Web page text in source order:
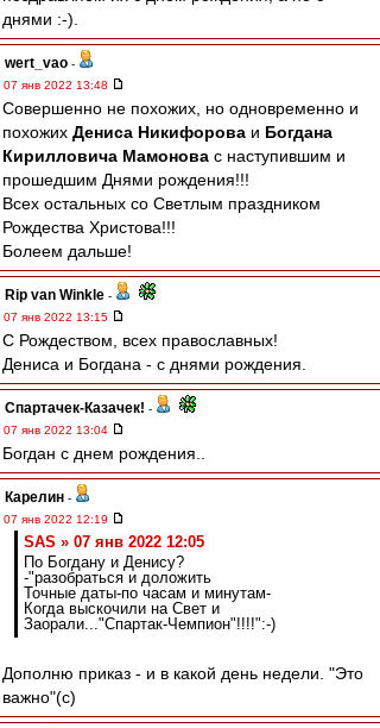
днями :-).
wert_vao -
07 янв 2022 13:48
Совершенно не похожих, но одновременно и
похожих Дениса Никифорова и Богдана
Кирилловича Мамонова с наступившим и
прошедшим Днями рождения!!!
Всех остальных со Светлым праздником
Рождества Христова!!!
Болеем дальше!
Rip van Winkle -
07 янв 2022 13:15
С Рождеством, всех православных!
Дениса и Богдана - с днями рождения.
Спартачек-Казачек! -
07 янв 2022 13:04
Богдан с днем рождения..
Карелин -
07 янв 2022 12:19
SAS » 07 янв 2022 12:05
По Богдану и Денису?
-"разобраться и доложить
Точные даты-по часам и минутам-
Когда выскочили на Свет и
Заорали..."Спартак-Чемпион"!!!!":-)
Дополню приказ - и в какой день недели. "Это
важно"(с)